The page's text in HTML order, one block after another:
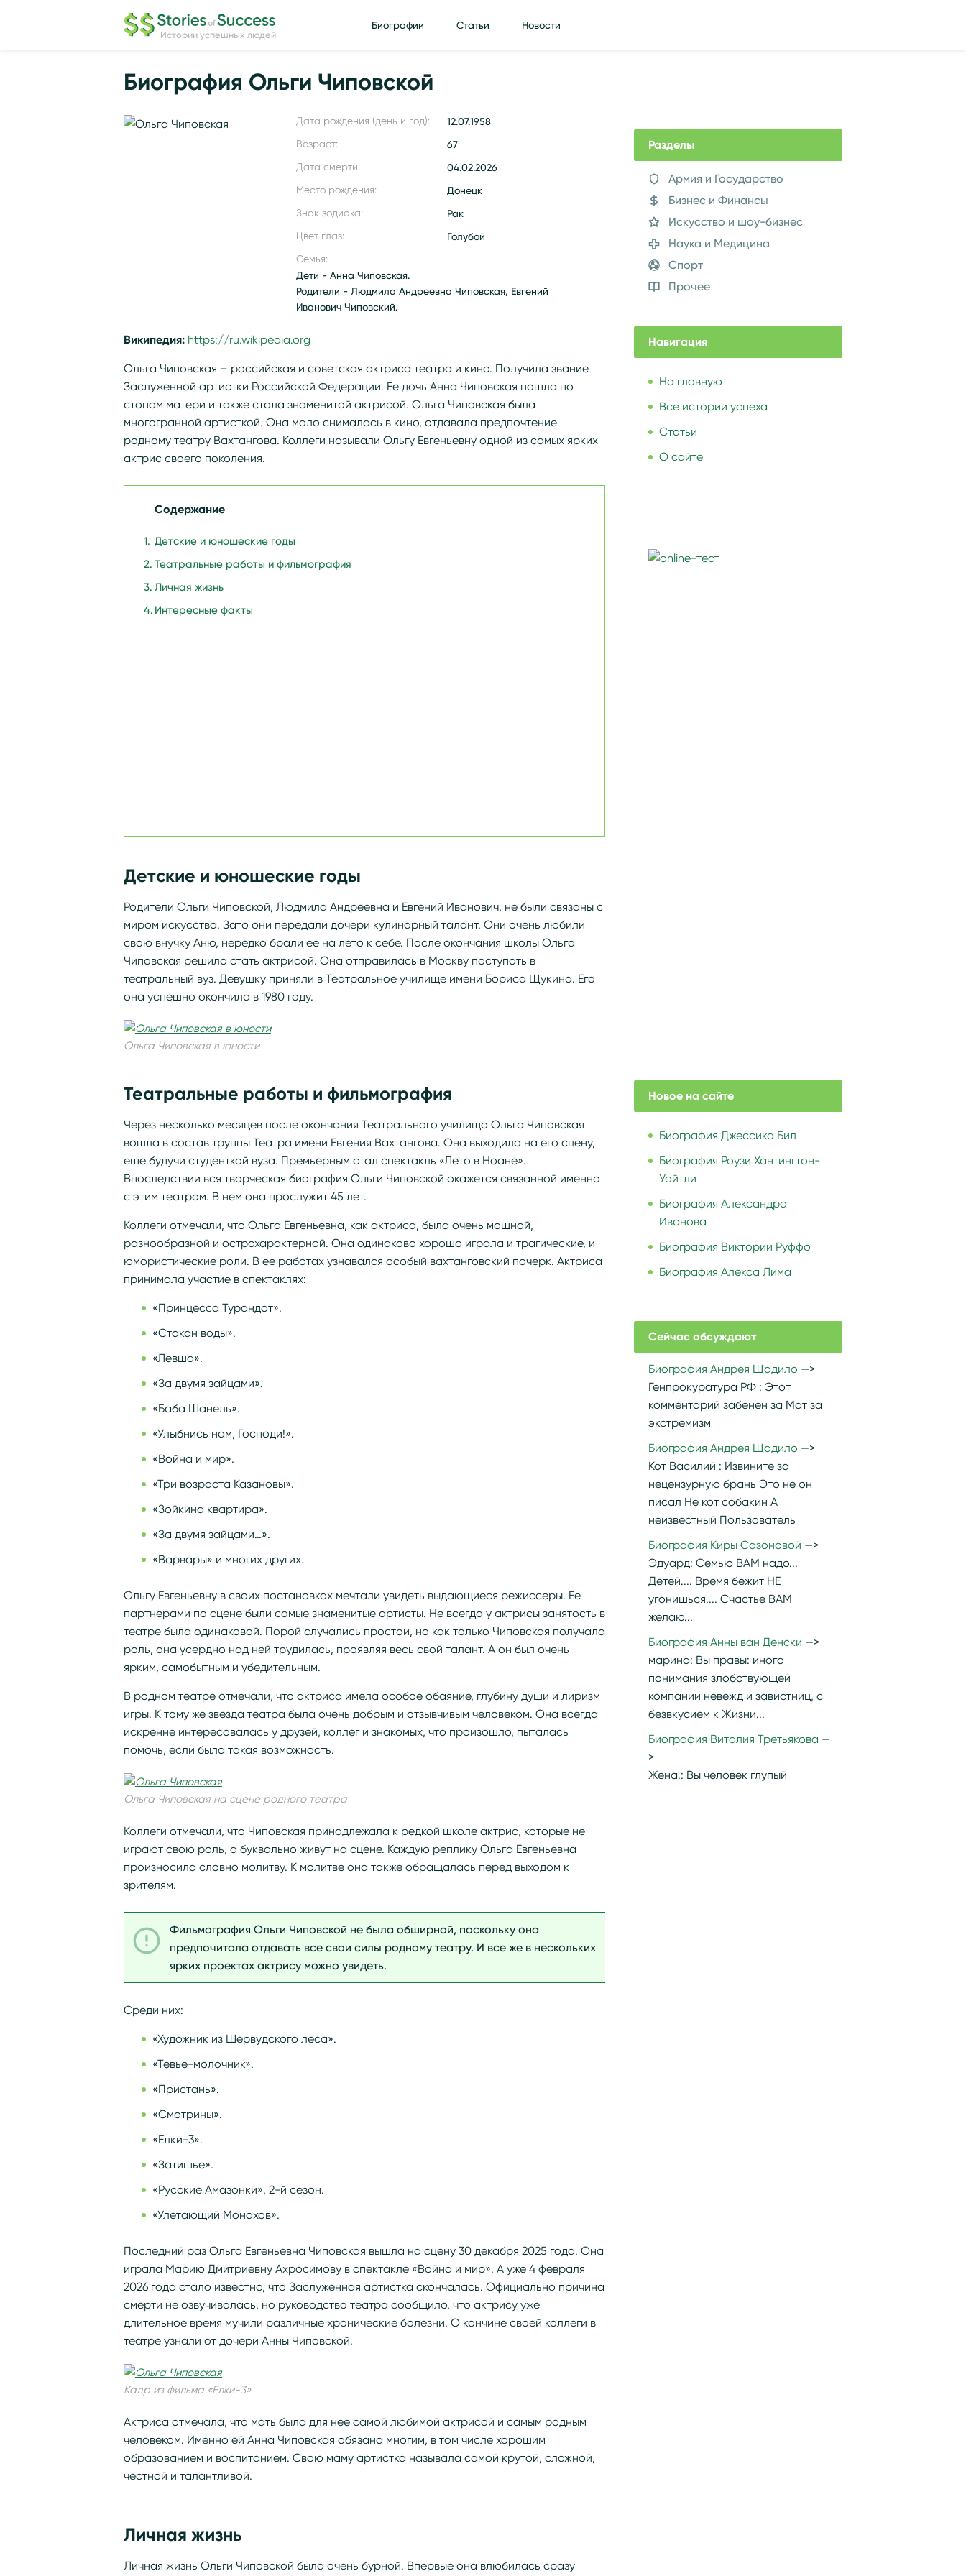
Истории успешных людей
Биографии Статьи Новости
Биография Ольги Чиповской
Дата рождения (день и год): 12.07.1958
Возраст: 67
Дата смерти: 04.02.2026
Место рождения: Донецк
Знак зодиака: Рак
Цвет глаз: Голубой
Семья:
Дети - Анна Чиповская.
Родители - Людмила Андреевна Чиповская, Евгений
Иванович Чиповский.
Википедия: https://ru.wikipedia.org/wiki/Чиповская,_Ольга_Евгеньевна
Ольга Чиповская – российская и советская актриса театра и кино. Получила звание
Заслуженной артистки Российской Федерации. Ее дочь Анна Чиповская пошла по
стопам матери и также стала знаменитой актрисой. Ольга Чиповская была
многогранной артисткой. Она мало снималась в кино, отдавала предпочтение
родному театру Вахтангова. Коллеги называли Ольгу Евгеньевну одной из самых ярких
актрис своего поколения.
Содержание
Детские и юношеские годы
Театральные работы и фильмография
Личная жизнь
Интересные факты
Детские и юношеские годы
Родители Ольги Чиповской, Людмила Андреевна и Евгений Иванович, не были связаны с
миром искусства. Зато они передали дочери кулинарный талант. Они очень любили
свою внучку Аню, нередко брали ее на лето к себе. После окончания школы Ольга
Чиповская решила стать актрисой. Она отправилась в Москву поступать в
театральный вуз. Девушку приняли в Театральное училище имени Бориса Щукина. Его
она успешно окончила в 1980 году.
Ольга Чиповская в юности
Театральные работы и фильмография
Через несколько месяцев после окончания Театрального училища Ольга Чиповская
вошла в состав труппы Театра имени Евгения Вахтангова. Она выходила на его сцену,
еще будучи студенткой вуза. Премьерным стал спектакль «Лето в Ноане».
Впоследствии вся творческая биография Ольги Чиповской окажется связанной именно
с этим театром. В нем она прослужит 45 лет.
Коллеги отмечали, что Ольга Евгеньевна, как актриса, была очень мощной,
разнообразной и острохарактерной. Она одинаково хорошо играла и трагические, и
юмористические роли. В ее работах узнавался особый вахтанговский почерк. Актриса
принимала участие в спектаклях:
«Принцесса Турандот».
«Стакан воды».
«Левша».
«За двумя зайцами».
«Баба Шанель».
«Улыбнись нам, Господи!».
«Война и мир».
«Три возраста Казановы».
«Зойкина квартира».
«За двумя зайцами…».
«Варвары» и многих других.
Ольгу Евгеньевну в своих постановках мечтали увидеть выдающиеся режиссеры. Ее
партнерами по сцене были самые знаменитые артисты. Не всегда у актрисы занятость в
театре была одинаковой. Порой случались простои, но как только Чиповская получала
роль, она усердно над ней трудилась, проявляя весь свой талант. А он был очень
ярким, самобытным и убедительным.
В родном театре отмечали, что актриса имела особое обаяние, глубину души и лиризм
игры. К тому же звезда театра была очень добрым и отзывчивым человеком. Она всегда
искренне интересовалась у друзей, коллег и знакомых, что произошло, пыталась
помочь, если была такая возможность.
Ольга Чиповская на сцене родного театра
Коллеги отмечали, что Чиповская принадлежала к редкой школе актрис, которые не
играют свою роль, а буквально живут на сцене. Каждую реплику Ольга Евгеньевна
произносила словно молитву. К молитве она также обращалась перед выходом к
зрителям.
Фильмография Ольги Чиповской не была обширной, поскольку она
предпочитала отдавать все свои силы родному театру. И все же в нескольких
ярких проектах актрису можно увидеть.
Среди них:
«Художник из Шервудского леса».
«Тевье-молочник».
«Пристань».
«Смотрины».
«Елки-3».
«Затишье».
«Русские Амазонки», 2-й сезон.
«Улетающий Монахов».
Последний раз Ольга Евгеньевна Чиповская вышла на сцену 30 декабря 2025 года. Она
играла Марию Дмитриевну Ахросимову в спектакле «Война и мир». А уже 4 февраля
2026 года стало известно, что Заслуженная артистка скончалась. Официально причина
смерти не озвучивалась, но руководство театра сообщило, что актрису уже
длительное время мучили различные хронические болезни. О кончине своей коллеги в
театре узнали от дочери Анны Чиповской.
Кадр из фильма «Елки-3»
Актриса отмечала, что мать была для нее самой любимой актрисой и самым родным
человеком. Именно ей Анна Чиповская обязана многим, в том числе хорошим
образованием и воспитанием. Свою маму артистка называла самой крутой, сложной,
честной и талантливой.
Личная жизнь
Личная жизнь Ольги Чиповской была очень бурной. Впервые она влюбилась сразу
Разделы
Армия и Государство
Бизнес и Финансы
Искусство и шоу-бизнес
Наука и Медицина
Спорт
Прочее
Навигация
На главную
Все истории успеха
Статьи
О сайте
Новое на сайте
Биография Джессика Бил
Биография Роузи Хантингтон-
Уайтли
Биография Александра
Иванова
Биография Виктории Руффо
Биография Алекса Лима
Сейчас обсуждают
Биография Андрея Щадило
Генпрокуратура РФ : Этот
комментарий забенен за Мат за
экстремизм
Биография Андрея Щадило
Кот Василий : Извините за
нецензурную брань Это не он
писал Не кот собакин А
неизвестный Пользователь
Биография Киры Сазоновой
Эдуард: Семью ВАМ надо...
Детей.... Время бежит НЕ
угонишься.... Счастье ВАМ
желаю...
Биография Анны ван Денски
марина: Вы правы: иного
понимания злобствующей
компании невежд и завистниц, с
безвкусием к Жизни...
Биография Виталия Третьякова
Жена.: Вы человек глупый